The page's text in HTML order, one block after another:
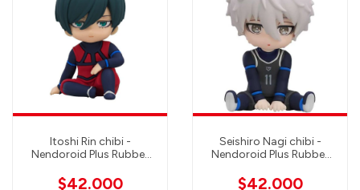
Itoshi Rin chibi -
Nendoroid Plus Rubber
Company
$42.000
Seishiro Nagi chibi -
Nendoroid Plus Rubber
Company
$42.000